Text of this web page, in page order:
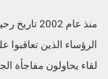
منذ عام
الرؤساء الذين
لقاء يحاولون مفاجأة